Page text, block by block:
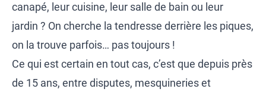
canapé, leur cuisine, leur salle de bain ou leur
jardin ? On cherche la tendresse derrière les piques,
on la trouve parfois… pas toujours !
Ce qui est certain en tout cas, c’est que depuis près
de 15 ans, entre disputes, mesquineries et